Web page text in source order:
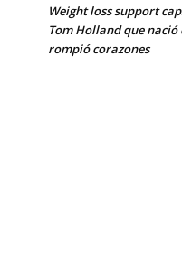
Weight loss support
Tom Holland que
rompió corazones